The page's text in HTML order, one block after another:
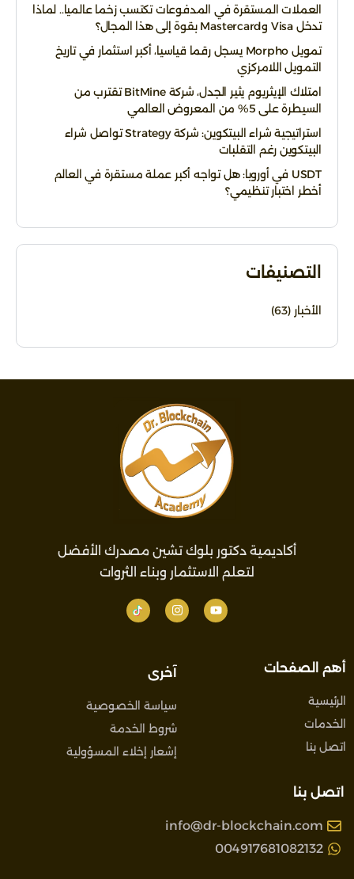
العملات المستقرة في المدفوعات تكتسب زخما عالميا.. لماذا
تدخل Visa وMastercard بقوة إلى هذا المجال؟
تمويل Morpho يسجل رقما قياسيا، أكبر استثمار في تاريخ
التمويل اللامركزي
امتلاك الإيثريوم يثير الجدل، شركة BitMine تقترب من
السيطرة على 5% من المعروض العالمي
استراتيجية شراء البيتكوين: شركة Strategy تواصل شراء
البيتكوين رغم التقلبات
USDT في أوروبا: هل تواجه أكبر عملة مستقرة في العالم
أخطر اختبار تنظيمي؟
التصنيفات
الأخبار (63)
أكاديمية دكتور بلوك تشين مصدرك الأفضل
لتعلم الاستثمار وبناء الثروات
أهم الصفحات
الرئيسية
الخدمات
اتصل بنا
آخرى
سياسة الخصوصية
شروط الخدمة
إشعار إخلاء المسؤولية
اتصل بنا
info@dr-blockchain.com
004917681082132